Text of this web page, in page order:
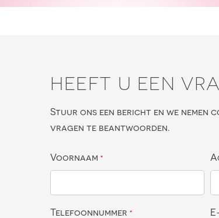
HEEFT U EEN
Stuur ons een bericht en we nemen
vragen te beantwoorden.
Voornaam *
Telefoonnummer *